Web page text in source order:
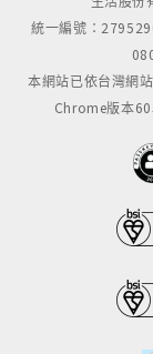
統一編號：
本網站已依台灣網
Chrome版本